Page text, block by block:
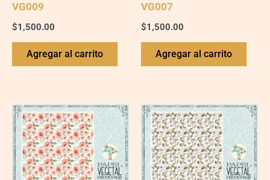
VG009
$1,500.00
Agregar al carrito
VG007
$1,500.00
Agregar al carrito
VG017
quantity
VG015
quantity